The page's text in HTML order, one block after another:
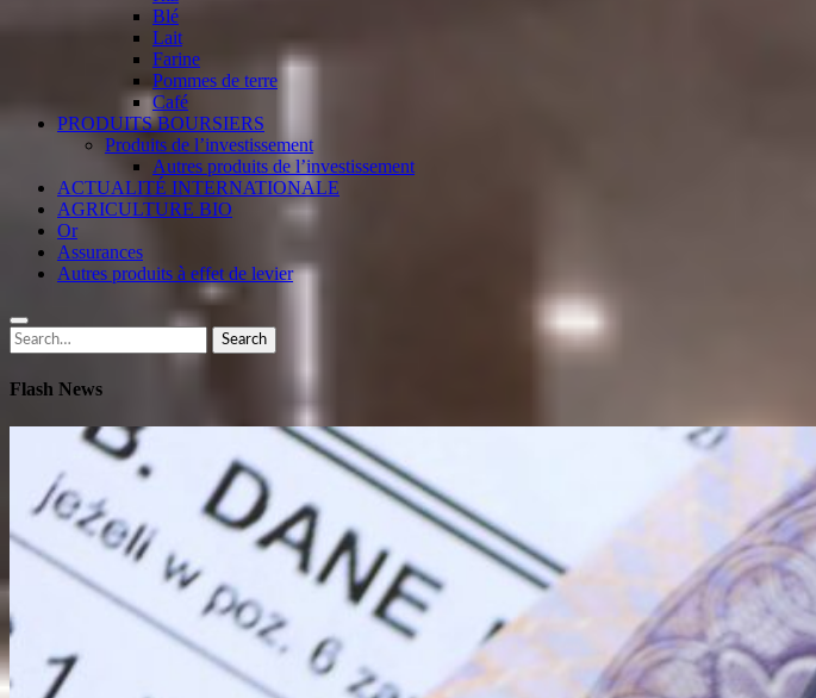
Blé
Lait
Farine
Pommes de terre
Café
PRODUITS BOURSIERS
Produits de l’investissement
Autres produits de l’investissement
ACTUALITÉ INTERNATIONALE
AGRICULTURE BIO
Or
Assurances
Autres produits à effet de levier
Search
for:
Search
Flash News